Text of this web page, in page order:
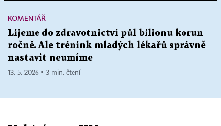
KOMENTÁŘ
Lijeme do zdravotnictví půl bilionu korun
ročně. Ale trénink mladých lékařů správně
nastavit neumíme
13. 5. 2026 ▪ 3 min. čtení